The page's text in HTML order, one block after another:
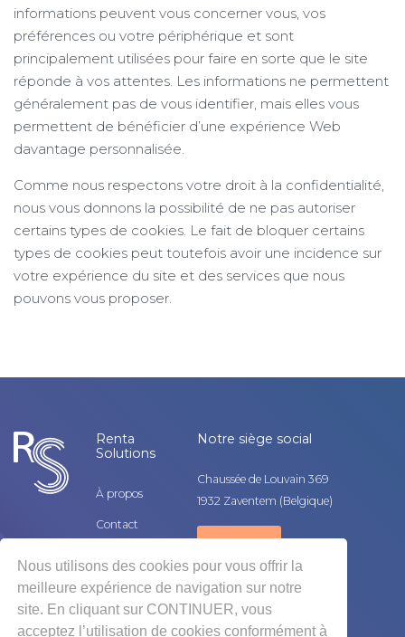
Nous utilisons des cookies pour vous offrir la
meilleure expérience de navigation sur notre
site. En cliquant sur CONTINUER, vous
acceptez l’utilisation de cookies conformément à
informations peuvent vous concerner vous, vos
préférences ou votre périphérique et sont
principalement utilisées pour faire en sorte que le site
réponde à vos attentes. Les informations ne permettent
généralement pas de vous identifier, mais elles vous
permettent de bénéficier d’une expérience Web
davantage personnalisée.
Comme nous respectons votre droit à la confidentialité,
nous vous donnons la possibilité de ne pas autoriser
certains types de cookies. Le fait de bloquer certains
types de cookies peut toutefois avoir une incidence sur
votre expérience du site et des services que nous
pouvons vous proposer.
Renta
Solutions
À propos
Contact
Jobs
Notre siège social
Chaussée de Louvain 369
1932 Zaventem (Belgique)